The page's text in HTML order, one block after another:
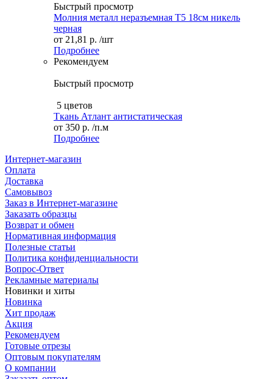
Быстрый просмотр
Молния металл неразъемная Т5 18см никель
черная
от 21,81 р. /шт
Подробнее
Рекомендуем
Быстрый просмотр
5 цветов
Ткань Атлант антистатическая
от 350 р. /п.м
Подробнее
Интернет-магазин
Оплата
Доставка
Самовывоз
Заказ в Интернет-магазине
Заказать образцы
Возврат и обмен
Нормативная информация
Полезные статьи
Политика конфиденциальности
Вопрос-Ответ
Рекламные материалы
Новинки и хиты
Новинка
Хит продаж
Акция
Рекомендуем
Готовые отрезы
Оптовым покупателям
О компании